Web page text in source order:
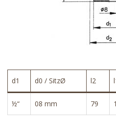
d1 d0 / SitzØ l2
½“ 08 mm 79